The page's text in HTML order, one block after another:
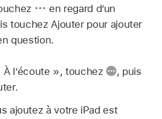
en regard d’un
touchez Ajouter pour ajouter
question.
À l’écoute », touchez , puis
ajoutez à votre iPad est